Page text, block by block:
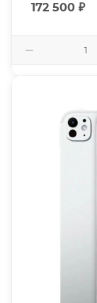
172 500 ₽